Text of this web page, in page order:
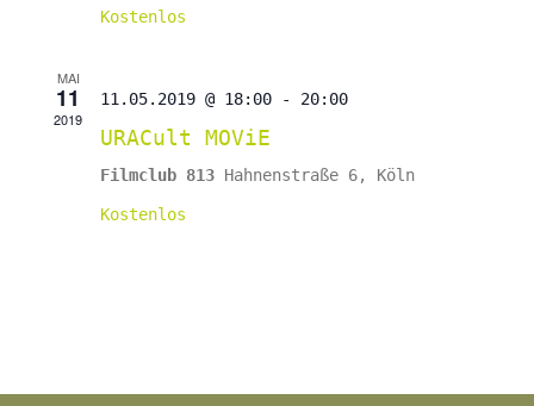
Kostenlos
MAI
11
2019
11.05.2019 @ 18:00 - 20:00
URACult MOViE
Filmclub 813 Hahnenstraße 6, Köln
Kostenlos